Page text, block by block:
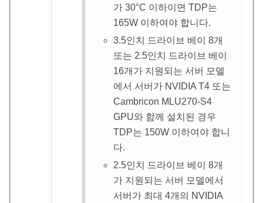
가 30°C 이하이면 TDP는
165W 이하여야 합니다.
3.5인치 드라이브 베이 8개
또는 2.5인치 드라이브 베이
16개가 지원되는 서버 모델
에서 서버가 NVIDIA T4 또는
Cambricon MLU270-S4
GPU와 함께 설치된 경우
TDP는 150W 이하여야 합니
다.
2.5인치 드라이브 베이 8개
가 지원되는 서버 모델에서
서버가 최대 4개의 NVIDIA